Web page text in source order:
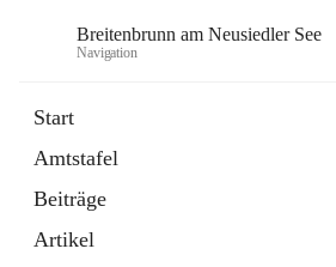
Breitenbrunn am Neusiedler See
Navigation
Start
Amtstafel
Beiträge
Artikel
18 Schnellzugriffe
Gemeindeservice